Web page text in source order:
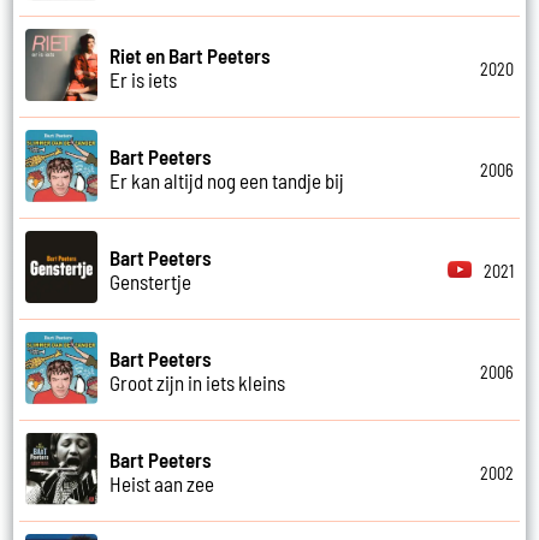
Riet en Bart Peeters
Er is iets
2020
Bart Peeters
Er kan altijd nog een tandje bij
2006
Bart Peeters
Genstertje
2021
Bart Peeters
Groot zijn in iets kleins
2006
Bart Peeters
Heist aan zee
2002